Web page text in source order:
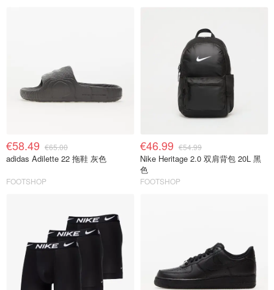
€58.49 €65.00
adidas Adilette 22 拖鞋 灰色
FOOTSHOP
€46.99 €54.99
Nike Heritage 2.0 双肩背包 20L 黑
色
FOOTSHOP